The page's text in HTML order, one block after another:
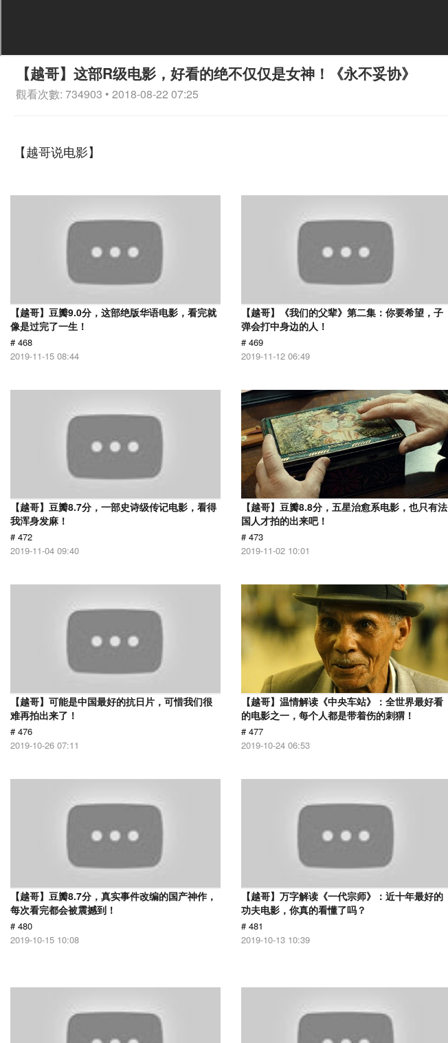
【越哥】这部R级电影，好看的绝不仅仅是女神！《永不妥协》
觀看次數: 734903 • 2018-08-22 07:25
【越哥说电影】
【越哥】豆瓣9.0分，这部绝版华语电影，看完就
像是过完了一生！
# 468
2019-11-15 08:44
【越哥】《我们的父辈》第二集：你要希望，子
弹会打中身边的人！
# 469
2019-11-12 06:49
【越哥】豆瓣8.7分，一部史诗级传记电影，看得
我浑身发麻！
# 472
2019-11-04 09:40
【越哥】豆瓣8.8分，五星治愈系电影，也只有法
国人才拍的出来吧！
# 473
2019-11-02 10:01
【越哥】可能是中国最好的抗日片，可惜我们很
难再拍出来了！
# 476
2019-10-26 07:11
【越哥】温情解读《中央车站》：全世界最好看
的电影之一，每个人都是带着伤的刺猬！
# 477
2019-10-24 06:53
【越哥】豆瓣8.7分，真实事件改编的国产神作，
每次看完都会被震撼到！
# 480
2019-10-15 10:08
【越哥】万字解读《一代宗师》：近十年最好的
功夫电影，你真的看懂了吗？
# 481
2019-10-13 10:39